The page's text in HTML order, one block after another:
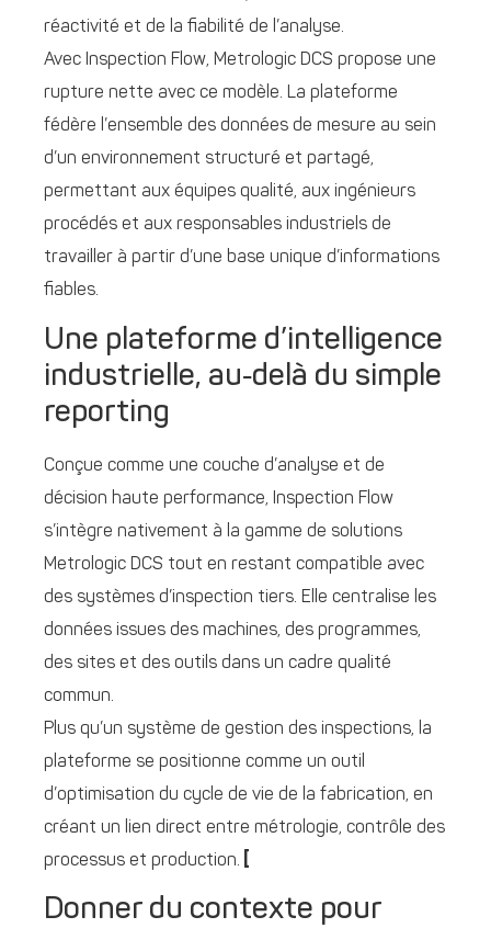
réactivité et de la fiabilité de l’analyse.
Avec Inspection Flow, Metrologic DCS propose une
rupture nette avec ce modèle. La plateforme
fédère l’ensemble des données de mesure au sein
d’un environnement structuré et partagé,
permettant aux équipes qualité, aux ingénieurs
procédés et aux responsables industriels de
travailler à partir d’une base unique d’informations
fiables.
Une plateforme d’intelligence
industrielle, au‑delà du simple
reporting
Conçue comme une couche d’analyse et de
décision haute performance, Inspection Flow
s’intègre nativement à la gamme de solutions
Metrologic DCS tout en restant compatible avec
des systèmes d’inspection tiers. Elle centralise les
données issues des machines, des programmes,
des sites et des outils dans un cadre qualité
commun.
Plus qu’un système de gestion des inspections, la
plateforme se positionne comme un outil
d’optimisation du cycle de vie de la fabrication, en
créant un lien direct entre métrologie, contrôle des
processus et production. [
Donner du contexte pour